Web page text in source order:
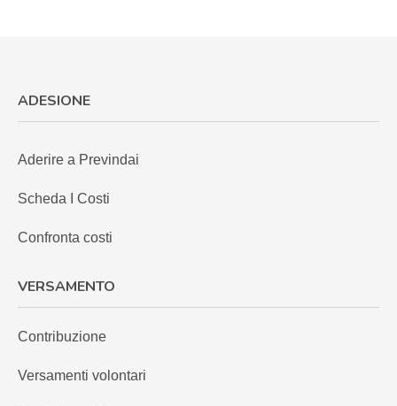
ADESIONE
Aderire a Previndai
Scheda I Costi
Confronta costi
VERSAMENTO
Contribuzione
Versamenti volontari